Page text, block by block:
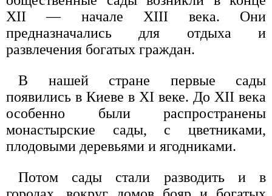
XII — начале XIII века. Они
предназначались для отдыха и
развлечения богатых граждан.
В нашей стране первые сады
появились в Киеве в XI веке. До XII века
особенно были распространены
монастырские сады, с цветниками,
плодовыми деревьями и ягодниками.
Потом сады стали разводить и в